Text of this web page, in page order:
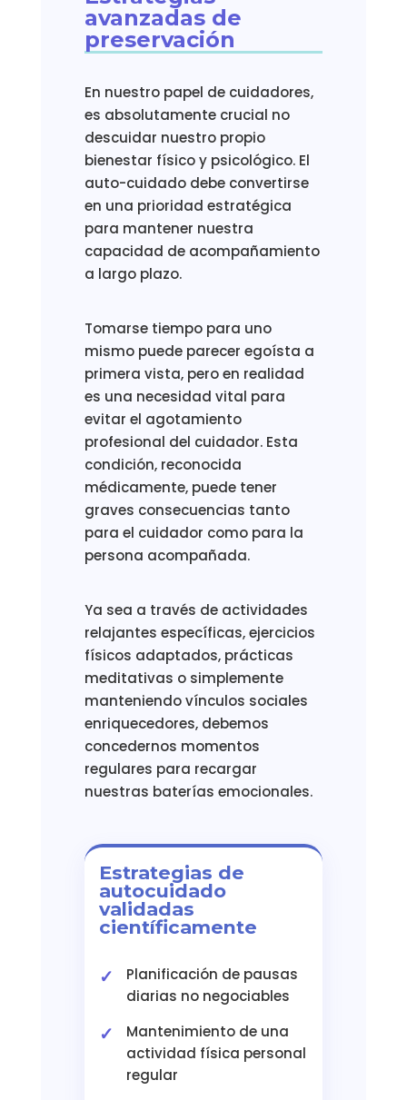
avanzadas de
preservación
En nuestro papel de cuidadores,
es absolutamente crucial no
descuidar nuestro propio
bienestar físico y psicológico. El
auto-cuidado debe convertirse
en una prioridad estratégica
para mantener nuestra
capacidad de acompañamiento
a largo plazo.
Tomarse tiempo para uno
mismo puede parecer egoísta a
primera vista, pero en realidad
es una necesidad vital para
evitar el agotamiento
profesional del cuidador. Esta
condición, reconocida
médicamente, puede tener
graves consecuencias tanto
para el cuidador como para la
persona acompañada.
Ya sea a través de actividades
relajantes específicas, ejercicios
físicos adaptados, prácticas
meditativas o simplemente
manteniendo vínculos sociales
enriquecedores, debemos
concedernos momentos
regulares para recargar
nuestras baterías emocionales.
Estrategias de
autocuidado
validadas
científicamente
Planificación de pausas
diarias no negociables
Mantenimiento de una
actividad física personal
regular